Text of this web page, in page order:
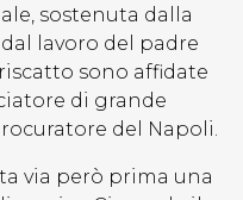
sostenuta dalla
lavoro del padre
sono affidate
di grande
del Napoli.
via però prima una